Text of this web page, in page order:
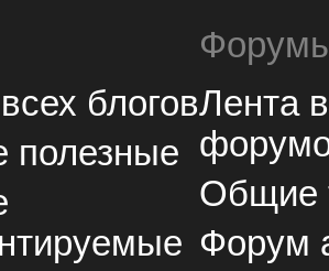
блоговЛента
Общие
Форум